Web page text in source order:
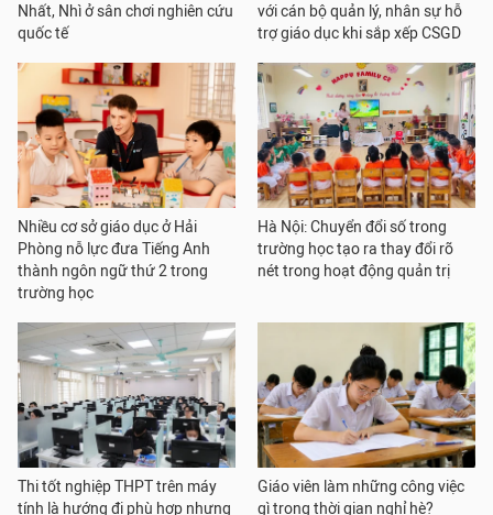
Nhất, Nhì ở sân chơi nghiên cứu
quốc tế
với cán bộ quản lý, nhân sự hỗ
trợ giáo dục khi sắp xếp CSGD
Nhiều cơ sở giáo dục ở Hải
Phòng nỗ lực đưa Tiếng Anh
thành ngôn ngữ thứ 2 trong
trường học
Hà Nội: Chuyển đổi số trong
trường học tạo ra thay đổi rõ
nét trong hoạt động quản trị
Thi tốt nghiệp THPT trên máy
tính là hướng đi phù hợp nhưng
Giáo viên làm những công việc
gì trong thời gian nghỉ hè?